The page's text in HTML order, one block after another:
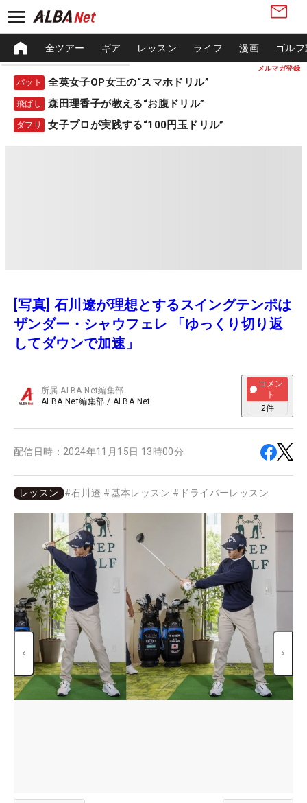
メルマガ登録
全ツアー ギア レッスン ライフ 漫画 ゴル
パット 全英女子OP女王の“スマホドリル”
飛ばし 森田理香子が教える“お腹ドリル”
ダフリ 女子プロが実践する“100円玉ドリル”
[写真] 石川遼が理想とするスイングテンポは
ザンダー・シャウフェレ 「ゆっくり切り返
してダウンで加速」
所属ALBA Net編集部
ALBA Net編集部 / ALBA Net
コメン
ト
2件
配信日時： 2024年11月15日 13時00分
レッスン #石川遼 #基本レッスン # ドライバーレッスン